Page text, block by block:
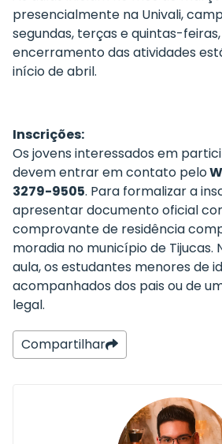
presencialmente na Univali,
segundas, terças e quintas-feiras,
encerramento das atividades
início de abril.
Inscrições:
Os jovens interessados em
devem entrar em contato pelo
3279-9505. Para formalizar a
apresentar documento oficial
comprovante de residência
moradia no município de Tijucas.
aula, os estudantes menores de
acompanhados dos pais ou de
legal.
Compartilhar